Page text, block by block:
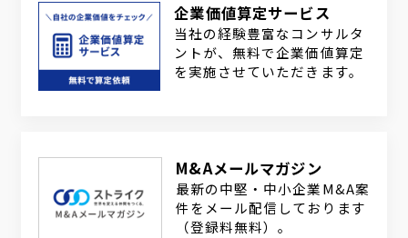
企業価値算定サービス
当社の経験豊富なコンサルタ
ントが、無料で企業価値算定
を実施させていただきます。
M&Aメールマガジン
最新の中堅・中小企業M&A案
件をメール配信しております
（登録料無料）。